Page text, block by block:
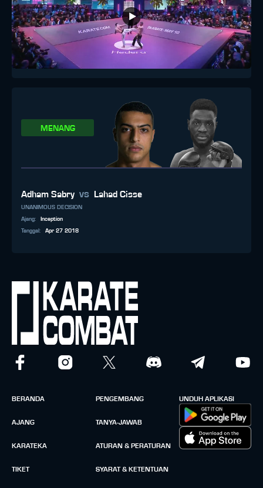
MENANG
Adham Sabry vs Lahad Cisse
UNANIMOUS DECISION
Ajang:
Inception
Tanggal : Apr 27 2018
BERANDA
AJANG
KARATEKA
TIKET
PENGEMBANG
TANYA-JAWAB
ATURAN & PERATURAN
SYARAT & KETENTUAN
UNDUH APLIKASI